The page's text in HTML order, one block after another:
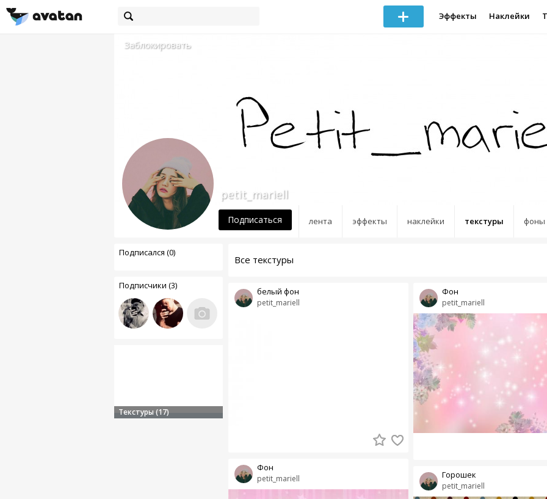
Эффекты Наклейки
Заблокировать
лента эффекты наклейки текстуры фоны
petit_mariell
Подписаться
Подписался (0)
Подписчики (3)
Текстуры (17)
Все текстуры
petit_mariell
белый фон
petit_mariell
Фон
petit_mariell
Фон
petit_mariell
Горошек